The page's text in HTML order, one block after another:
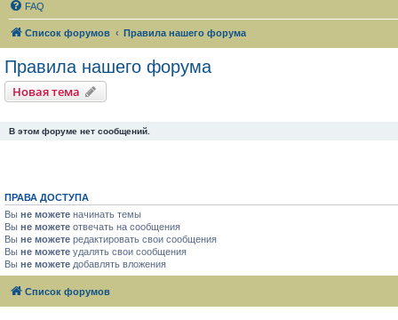
FAQ
Список форумов Правила нашего форума
Правила нашего форума
Новая тема
В этом форуме нет сообщений.
ПРАВА ДОСТУПА
Вы не можете начинать темы
Вы не можете отвечать на сообщения
Вы не можете редактировать свои сообщения
Вы не можете удалять свои сообщения
Вы не можете добавлять вложения
Список форумов